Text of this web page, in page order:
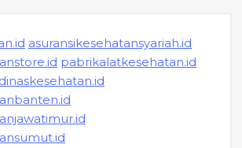
asuransikesehatansyariah.id
pabrikalatkesehatan.id